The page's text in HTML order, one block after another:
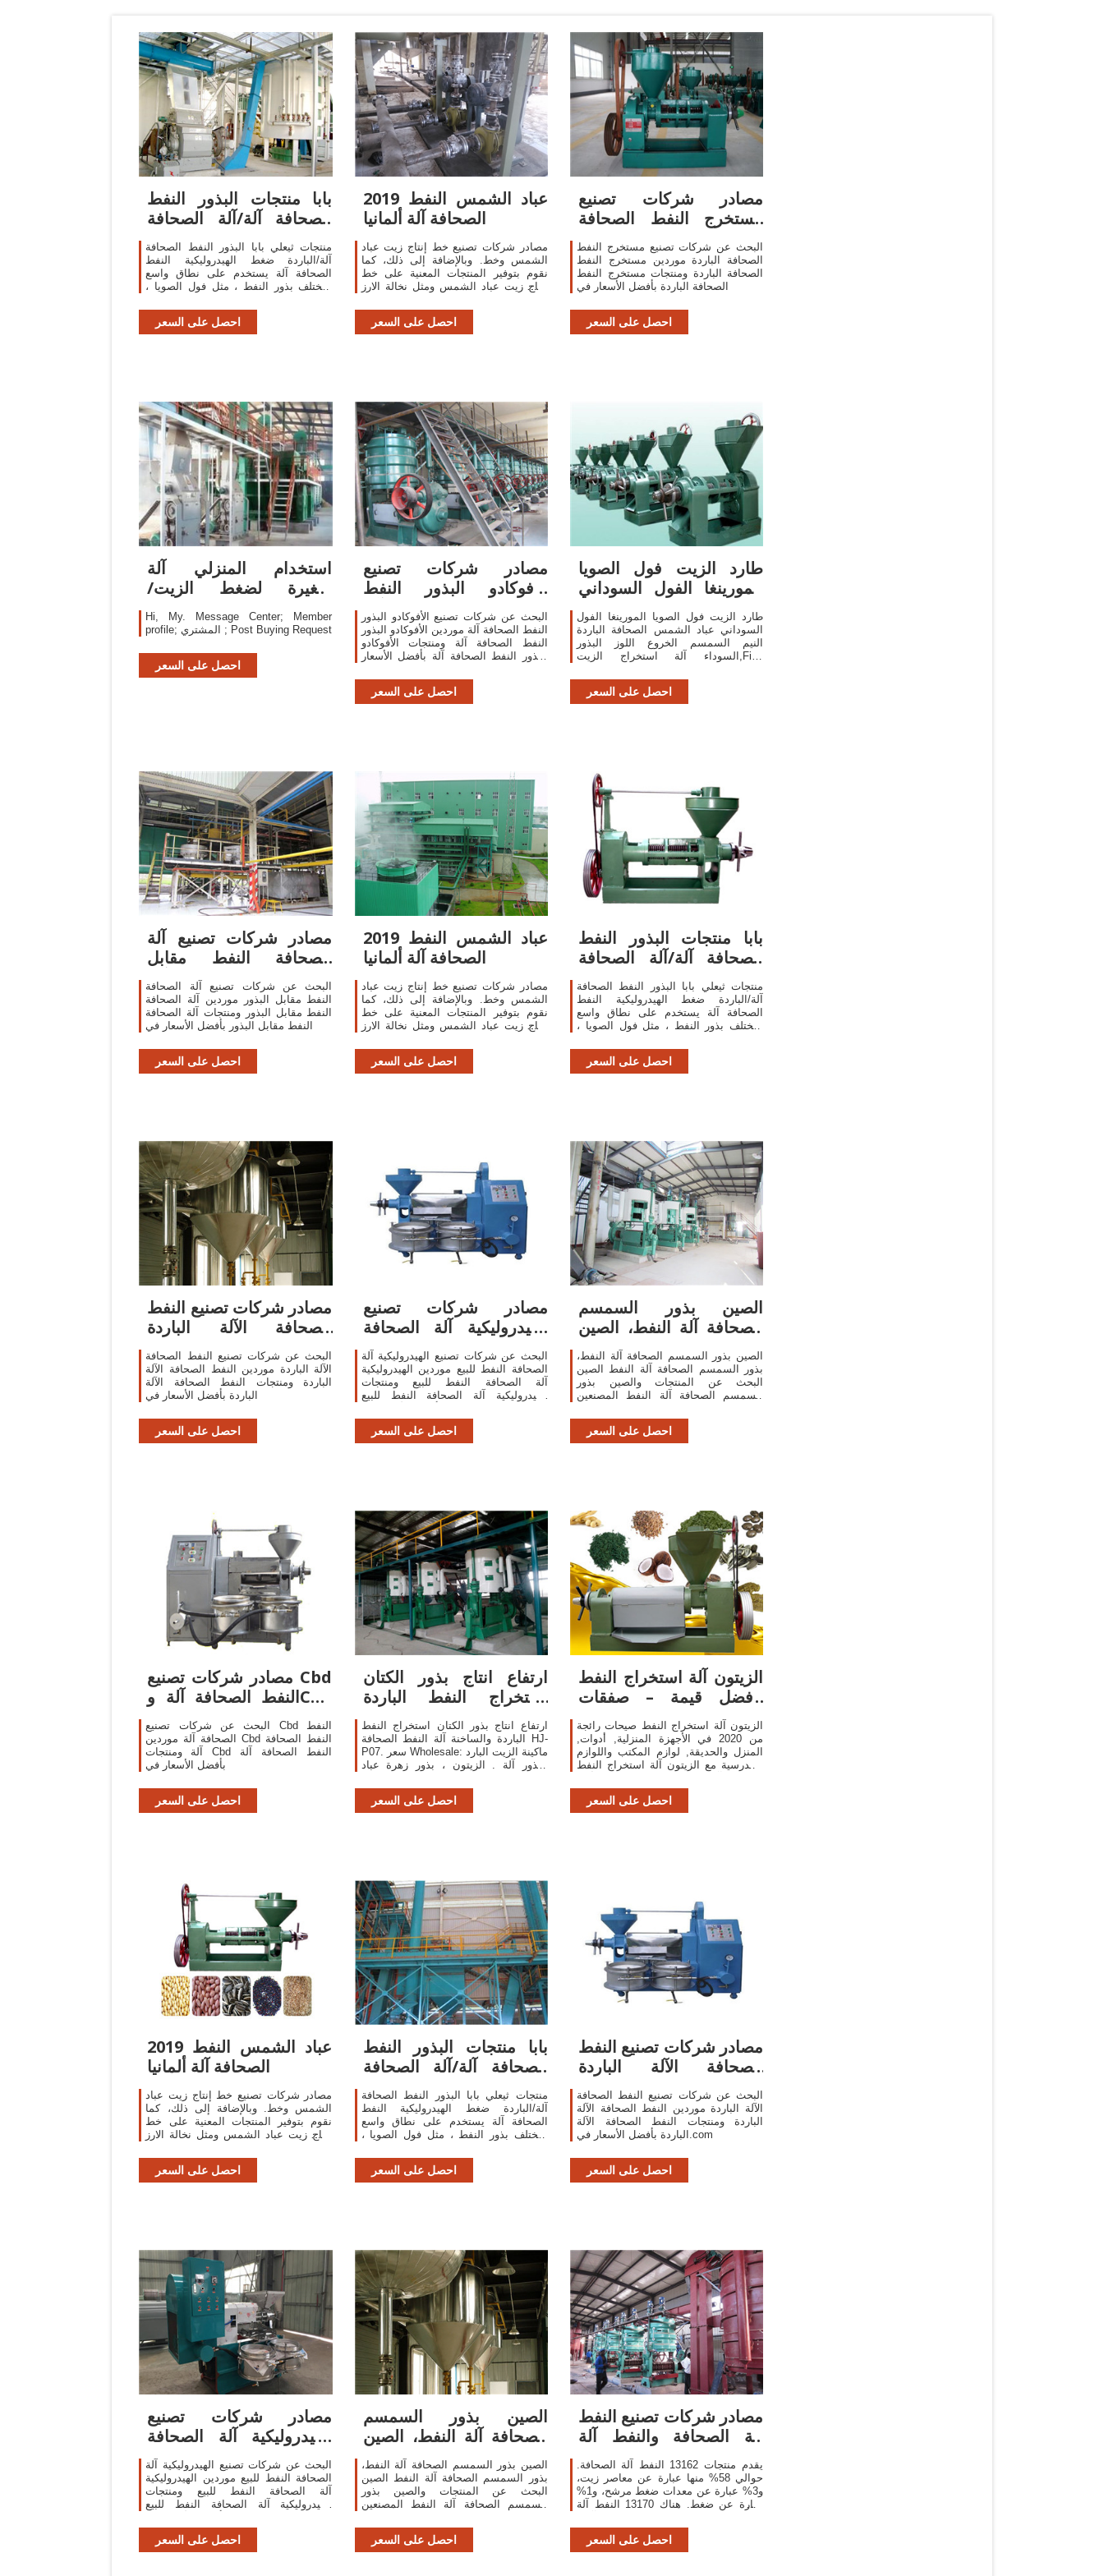
بابا منتجات البذور النفط
الصحافة آلة/آلة الصحافة
الباردة
منتجات ثيعلي بابا البذور النفط الصحافة
آلة/الباردة ضغط الهيدروليكية النفط
الصحافة آلة يستخدم على نطاق واسع
لمختلف بذور النفط ، مثل فول الصويا ،
الفول
احصل على السعر
2019 عباد الشمس النفط
الصحافة آلة ألمانيا
مصادر شركات تصنيع خط إنتاج زيت عباد
الشمس وخط. وبالإضافة إلى ذلك، كما
نقوم بتوفير المنتجات المعنية على خط
إنتاج زيت عباد الشمس ومثل نخالة الارز
الباردة,الصحافة آلة صغيرة النفط
احصل على السعر
مصادر شركات تصنيع
مستخرج النفط الصحافة
الباردة ومستخرج
البحث عن شركات تصنيع مستخرج النفط
الصحافة الباردة موردين مستخرج النفط
الصحافة الباردة ومنتجات مستخرج النفط
الصحافة الباردة بأفضل الأسعار في
احصل على السعر
استخدام المنزلي آلة
صغيرة لضغط الزيت/
مستخرج زيت عباد الشمس
Hi, My. Message Center; Member
profile; المشتري ; Post Buying Request
احصل على السعر
مصادر شركات تصنيع
الأفوكادو البذور النفط
الصحافة آلة
البحث عن شركات تصنيع الأفوكادو البذور
النفط الصحافة آلة موردين الأفوكادو البذور
النفط الصحافة آلة ومنتجات الأفوكادو
البذور النفط الصحافة آلة بأفضل الأسعار
احصل على السعر
طارد الزيت فول الصويا
المورينغا الفول السوداني
عباد الشمس
طارد الزيت فول الصويا المورينغا الفول
السوداني عباد الشمس الصحافة الباردة
النيم السمسم الخروع اللوز البذور
السوداء آلة استخراج الزيت,Find
الصويا المورينغا الفول السوداني عباد
الشمس
احصل على السعر
مصادر شركات تصنيع آلة
الصحافة النفط مقابل
البذور وآلة
البحث عن شركات تصنيع آلة الصحافة
النفط مقابل البذور موردين آلة الصحافة
النفط مقابل البذور ومنتجات آلة الصحافة
النفط مقابل البذور بأفضل الأسعار في
احصل على السعر
2019 عباد الشمس النفط
الصحافة آلة ألمانيا
مصادر شركات تصنيع خط إنتاج زيت عباد
الشمس وخط. وبالإضافة إلى ذلك، كما
نقوم بتوفير المنتجات المعنية على خط
إنتاج زيت عباد الشمس ومثل نخالة الارز
الباردة,الصحافة آلة صغيرة النفط
احصل على السعر
بابا منتجات البذور النفط
الصحافة آلة/آلة الصحافة
الباردة
منتجات ثيعلي بابا البذور النفط الصحافة
آلة/الباردة ضغط الهيدروليكية النفط
الصحافة آلة يستخدم على نطاق واسع
لمختلف بذور النفط ، مثل فول الصويا ،
الفول
احصل على السعر
مصادر شركات تصنيع النفط
الصحافة الآلة الباردة
والنفط
البحث عن شركات تصنيع النفط الصحافة
الآلة الباردة موردين النفط الصحافة الآلة
الباردة ومنتجات النفط الصحافة الآلة
الباردة بأفضل الأسعار في
احصل على السعر
مصادر شركات تصنيع
الهيدروليكية آلة الصحافة
النفط للبيع
البحث عن شركات تصنيع الهيدروليكية آلة
الصحافة النفط للبيع موردين الهيدروليكية
آلة الصحافة النفط للبيع ومنتجات
الهيدروليكية آلة الصحافة النفط للبيع
احصل على السعر
الصين بذور السمسم
الصحافة آلة النفط، الصين
بذور السمسم
الصين بذور السمسم الصحافة آلة النفط،
بذور السمسم الصحافة آلة النفط الصين
البحث عن المنتجات والصين بذور
السمسم الصحافة آلة النفط المصنعين
China.com عباد الشمس; سلسلة
احصل على السعر
مصادر شركات تصنيع Cbd
النفط الصحافة آلة وCbd
النفط الصحافة
البحث عن شركات تصنيع Cbd النفط
الصحافة آلة موردين Cbd النفط الصحافة
آلة ومنتجات Cbd النفط الصحافة آلة
بأفضل الأسعار في
احصل على السعر
ارتفاع انتاج بذور الكتان
استخراج النفط الباردة
والساخنة
ارتفاع انتاج بذور الكتان استخراج النفط
الباردة والساخنة آلة النفط الصحافة HJ-
P07. سعر Wholesale: ماكينة الزيت البارد
البذور آلة . الزيتون ، بذور زهرة عباد
احصل على السعر
الزيتون آلة استخراج النفط
بأفضل قيمة – صفقات
رائعة على
الزيتون آلة استخراج النفط صيحات رائجة
من 2020 في الأجهزة المنزلية, أدوات,
المنزل والحديقة, لوازم المكتب واللوازم
المدرسية مع الزيتون آلة استخراج النفط
احصل على السعر
2019 عباد الشمس النفط
الصحافة آلة ألمانيا
مصادر شركات تصنيع خط إنتاج زيت عباد
الشمس وخط. وبالإضافة إلى ذلك، كما
نقوم بتوفير المنتجات المعنية على خط
إنتاج زيت عباد الشمس ومثل نخالة الارز
احصل على السعر
بابا منتجات البذور النفط
الصحافة آلة/آلة الصحافة
الباردة ...
منتجات ثيعلي بابا البذور النفط الصحافة
آلة/الباردة ضغط الهيدروليكية النفط
الصحافة آلة يستخدم على نطاق واسع
لمختلف بذور النفط ، مثل فول الصويا ،
الفول ...
احصل على السعر
مصادر شركات تصنيع النفط
الصحافة الآلة الباردة
والنفط ...
البحث عن شركات تصنيع النفط الصحافة
الآلة الباردة موردين النفط الصحافة الآلة
الباردة ومنتجات النفط الصحافة الآلة
الباردة بأفضل الأسعار في.com
احصل على السعر
مصادر شركات تصنيع
الهيدروليكية آلة الصحافة
البحث عن شركات تصنيع الهيدروليكية آلة
الصحافة النفط للبيع موردين الهيدروليكية
آلة الصحافة النفط للبيع ومنتجات
الهيدروليكية آلة الصحافة النفط للبيع
احصل على السعر
الصين بذور السمسم
الصحافة آلة النفط، الصين
الصين بذور السمسم الصحافة آلة النفط،
بذور السمسم الصحافة آلة النفط الصين
البحث عن المنتجات والصين بذور
السمسم الصحافة آلة النفط المصنعين
احصل على السعر
مصادر شركات تصنيع النفط
آلة الصحافة والنفط آلة
الصحافة في ...يقدم منتجات 13162 النفط آلة الصحافة.
حوالي 58% منها عبارة عن معاصر زيت،
و3% عبارة عن معدات ضغط مرشح، و1%
عبارة عن ضغط. هناك 13170 النفط آلة
احصل على السعر